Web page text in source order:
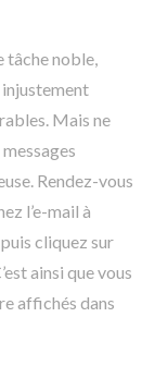
tâche noble,
Mais ne
Rendez-vous
l’e-mail à
cliquez sur
ainsi que vous
affichés dans